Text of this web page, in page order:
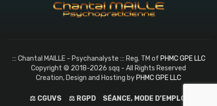
::: Chantal MAILLE - Psychanalyste ::: Reg. TM of PHMC GPE LLC
Copyright © 2018-2026 sqq - All Rights Reserved
Creation, Design and Hosting byPHMC GPE LLC
⚖️ CGUVS ⚖️ RGPD SÉANCE, MODE D’EMPLOI